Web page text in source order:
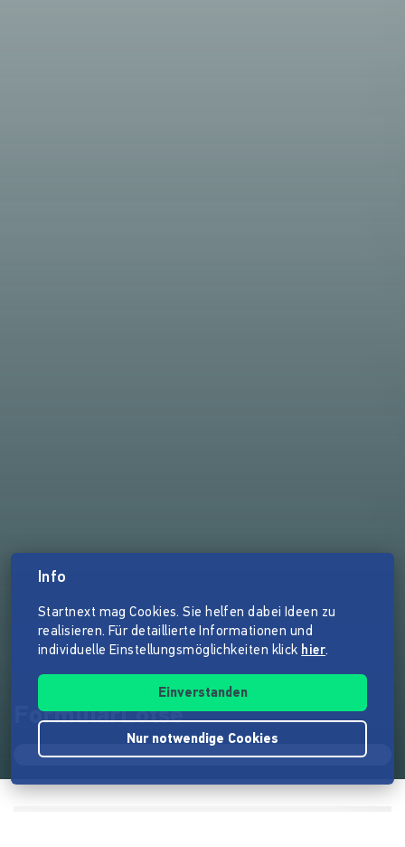
FormularLotse
Info
Startnext mag Cookies. Sie helfen dabei Ideen zu
realisieren. Für detaillierte Informationen und
individuelle Einstellungsmöglichkeiten klick hier.
Einverstanden
Nur notwendige Cookies